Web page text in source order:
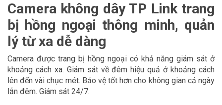
Camera không dây TP Link trang
bị hồng ngoại thông minh, quản
lý từ xa dễ dàng
Camera được trang bị hồng ngoại có khả năng giám sát ở
khoảng cách xa. Giám sát về đêm hiệu quả ở khoảng cách
lên đến vài chục mét. Bảo vệ tốt hơn cho không gian cả ngày
lẫn đêm. Giám sát 24/7.